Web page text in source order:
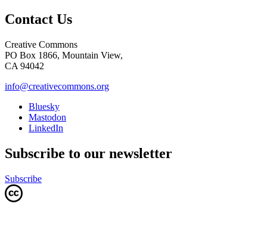
Contact Us
Creative Commons
PO Box 1866, Mountain View,
CA 94042
info@creativecommons.org
Bluesky
Mastodon
LinkedIn
Subscribe to our newsletter
Subscribe